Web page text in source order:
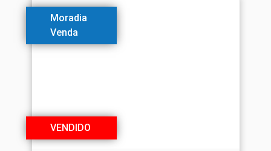
Moradia
Venda
VENDIDO